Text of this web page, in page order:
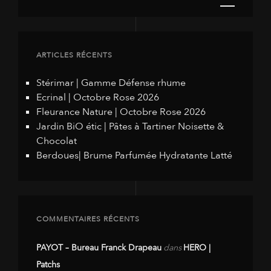
ARTICLES RÉCENTS
Stérimar | Gamme Défense rhume
Ecrinal | Octobre Rose 2026
Fleurance Nature | Octobre Rose 2026
Jardin BiO étic | Pâtes à Tartiner Noisette &
Chocolat
Berdoues| Brume Parfumée Hydratante Latté
COMMENTAIRES RÉCENTS
PAYOT – Bureau Franck Drapeau dansHERO |
Patchs